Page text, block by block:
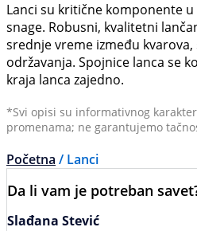
Lanci su kritične komponente
snage. Robusni, kvalitetni
srednje vreme između
održavanja. Spojnice lanca se
kraja lanca zajedno.
*Svi opisi su informativnog
promenama; ne garantujemo
Početna / Lanci
Da li vam je potreban
Slađana Stević